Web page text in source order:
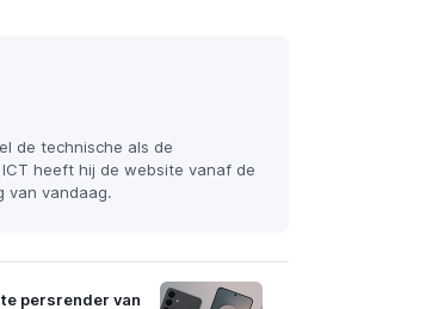
de technische als de
heeft hij de website vanaf de
van vandaag.
persrender van